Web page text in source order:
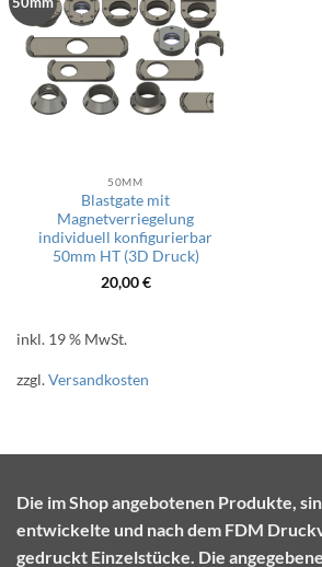
50MM
Blastgate mit
Magnetverriegelung
individuell konfigurierbar
50mm HT (3D Druck)
20,00€
inkl. 19 % MwSt.
zzgl.Versandkosten
Die im Shop angebotenen Produkte,
entwickelte und nach dem FDM
gedruckt Einzelstücke. Die